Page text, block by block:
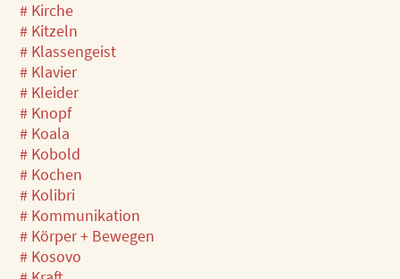
# Kirche
# Kitzeln
# Klassengeist
# Klavier
# Kleider
# Knopf
# Koala
# Kobold
# Kochen
# Kolibri
# Kommunikation
# Körper + Bewegen
# Kosovo